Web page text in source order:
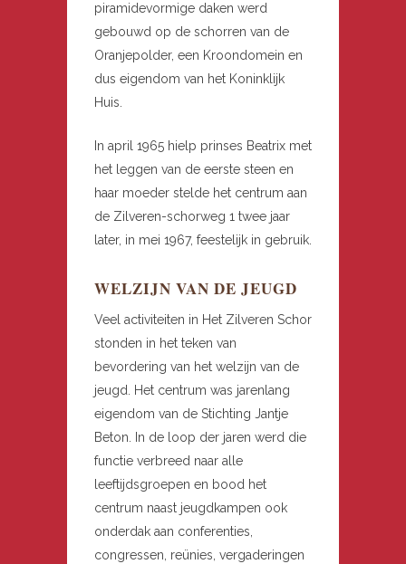
piramidevormige daken werd
gebouwd op de schorren van de
Oranjepolder, een Kroondomein en
dus eigendom van het Koninklijk
Huis.
In april 1965 hielp prinses Beatrix met
het leggen van de eerste steen en
haar moeder stelde het centrum aan
de Zilveren-schorweg 1 twee jaar
later, in mei 1967, feestelijk in gebruik.
WELZIJN VAN DE JEUGD
Veel activiteiten in Het Zilveren Schor
stonden in het teken van
bevordering van het welzijn van de
jeugd. Het centrum was jarenlang
eigendom van de Stichting Jantje
Beton. In de loop der jaren werd die
functie verbreed naar alle
leeftijdsgroepen en bood het
centrum naast jeugdkampen ook
onderdak aan conferenties,
congressen, reünies, vergaderingen